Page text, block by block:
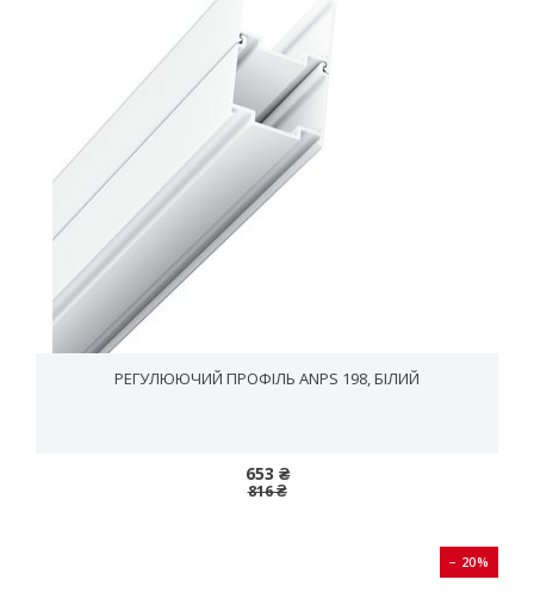
РЕГУЛЮЮЧИЙ ПРОФІЛЬ ANPS 198, БІЛИЙ
653 ₴
816 ₴
− 20%